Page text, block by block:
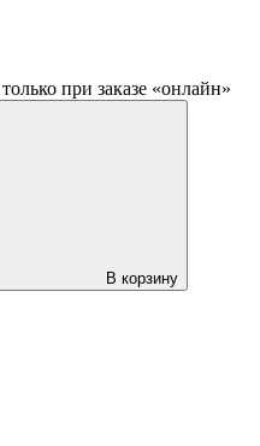
при заказе «онлайн»
В корзину